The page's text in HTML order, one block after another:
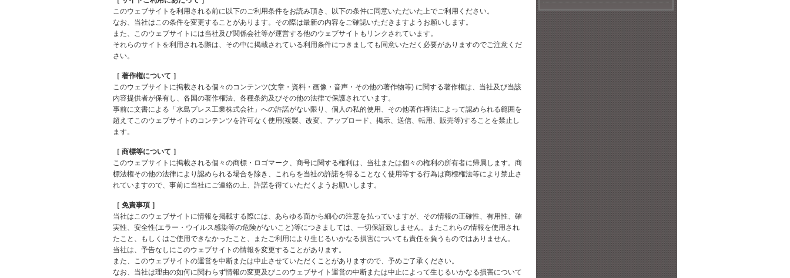
このウェブサイトを利用される前に以下のご利用条件をお読み頂き、以下の条件に同意いただいた上でご利用ください。
なお、当社はこの条件を変更することがあります。その際は最新の内容をご確認いただきますようお願いします。
また、このウェブサイトには当社及び関係会社等が運営する他のウェブサイトもリンクされています。
それらのサイトを利用される際は、その中に掲載されている利用条件につきましても同意いただく必要がありますのでご注意くだ
さい。
［ 著作権について ］
このウェブサイトに掲載される個々のコンテンツ(文章・資料・画像・音声・その他の著作物等) に関する著作権は、当社及び当該
内容提供者が保有し、各国の著作権法、各種条約及びその他の法律で保護されています。
事前に文書による「水島プレス工業株式会社」への許諾がない限り、個人の私的使用、その他著作権法によって認められる範囲を
超えてこのウェブサイトのコンテンツを許可なく使用(複製、改変、アップロード、掲示、送信、転用、販売等)することを禁止し
ます。
［ 商標等について ］
このウェブサイトに掲載される個々の商標・ロゴマーク、商号に関する権利は、当社または個々の権利の所有者に帰属します。商
標法権その他の法律により認められる場合を除き、これらを当社の許諾を得ることなく使用等する行為は商標権法等により禁止さ
れていますので、事前に当社にご連絡の上、許諾を得ていただくようお願いします。
［ 免責事項 ］
当社はこのウェブサイトに情報を掲載する際には、あらゆる面から細心の注意を払っていますが、その情報の正確性、有用性、確
実性、安全性(エラー・ウイルス感染等の危険がないこと)等につきましては、一切保証致しません。またこれらの情報を使用され
たこと、もしくはご使用できなかったこと、またご利用により生じるいかなる損害についても責任を負うものではありません。
当社は、予告なしにこのウェブサイトの情報を変更することがあります。
また、このウェブサイトの運営を中断または中止させていただくことがありますので、予めご了承ください。
なお、当社は理由の如何に関わらず情報の変更及びこのウェブサイト運営の中断または中止によって生じるいかなる損害について